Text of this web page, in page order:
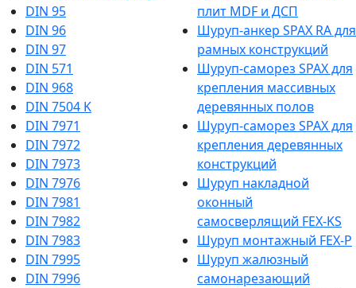
DIN 95
DIN 96
DIN 97
DIN 571
DIN 968
DIN 7504 K
DIN 7971
DIN 7972
DIN 7973
DIN 7976
DIN 7981
DIN 7982
DIN 7983
DIN 7995
DIN 7996
плит MDF и ДСП
Шуруп-анкер SPAX RA для
рамных конструкций
Шуруп-саморез SPAX для
крепления массивных
деревянных полов
Шуруп-саморез SPAX для
крепления деревянных
конструкций
Шуруп накладной
оконный
самосверлящий FEX-KS
Шуруп монтажный FEX-P
Шуруп жалюзный
самонарезающий